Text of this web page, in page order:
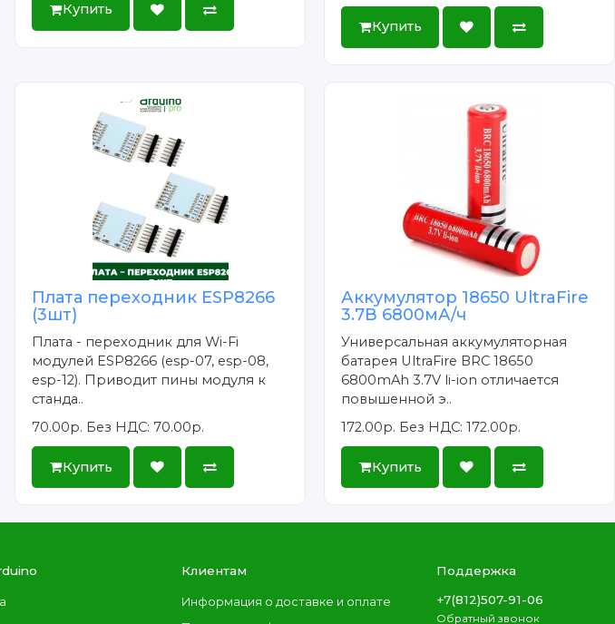
Купить
Купить
Плата переходник ESP8266
(3шт)
Плата - переходник для Wi-Fi
модулей ESP8266 (esp-07, esp-08,
esp-12). Приводит пины модуля к
станда..
70.00р. Без НДС: 70.00р.
Купить
Аккумулятор 18650 UltraFire
3.7В 6800мА/ч
Универсальная аккумуляторная
батарея UltraFire BRC 18650
6800mAh 3.7V li-ion отличается
повышенной э..
172.00р. Без НДС: 172.00р.
Купить
Клиентам
Информация о доставке и оплате
Поддержка
+7(812)507-91-06
Обратный звонок